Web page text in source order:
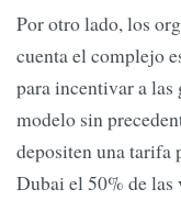
Por otro lado, los
cuenta el complejo
para incentivar a
modelo sin
depositen una tarifa
Dubai el 50% de las